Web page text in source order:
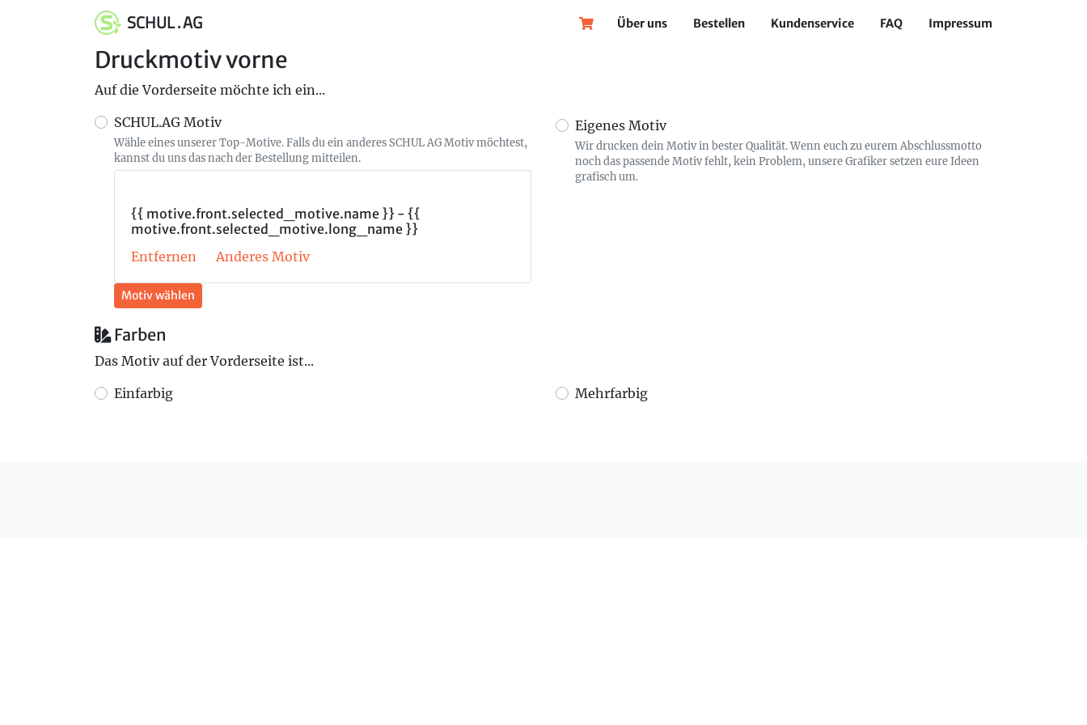
SCHUL . AG Über uns Bestellen Kundenservice FAQ Impressum
Druckmotiv vorne
Auf die Vorderseite möchte ich ein...
SCHUL.AG Motiv
Wähle eines unserer Top-Motive. Falls du ein anderes SCHUL AG Motiv möchtest,
kannst du uns das nach der Bestellung mitteilen.
{{ motive.front.selected_motive.name }} - {{
motive.front.selected_motive.long_name }}
Entfernen
Anderes Motiv
Motiv wählen
Eigenes Motiv
Wir drucken dein Motiv in bester Qualität. Wenn euch zu eurem Abschlussmotto
noch das passende Motiv fehlt, kein Problem, unsere Grafiker setzen eure Ideen
grafisch um.
Farben
Das Motiv auf der Vorderseite ist...
Einfarbig
Mehrfarbig